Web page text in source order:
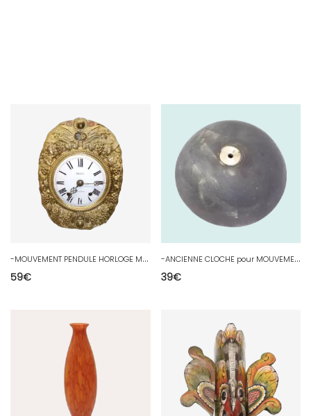
-
MOUVEMENT PENDULE HORLOGE MOUVEMENT COMTOISE XIXe laiton sans CLOCHE CLOCK E
59€
-
ANCIENNE CLOCHE pour MOUVEMENT PENDULE COMTOISE HORLOGE COLLECTION HORLOGERIE D
39€